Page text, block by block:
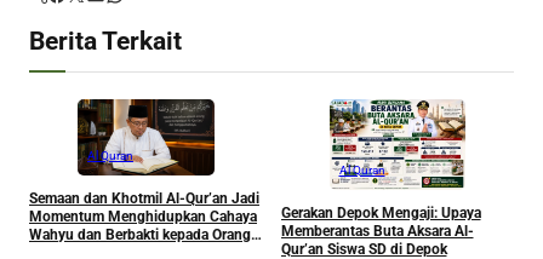
Berita Terkait
Al Quran
Semaan dan Khotmil Al-Qur’an Jadi
Momentum Menghidupkan Cahaya
Wahyu dan Berbakti kepada Orang
Al Quran
Gerakan Depok Mengaji: Upaya
Memberantas Buta Aksara Al-
Qur’an Siswa SD di Depok